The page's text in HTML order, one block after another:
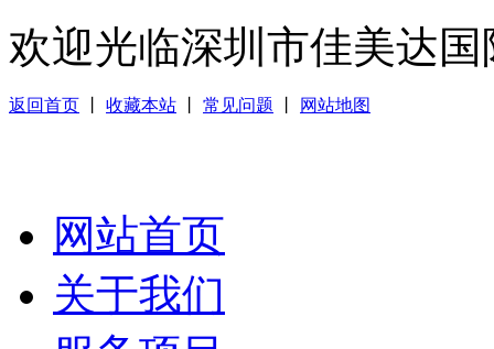
欢迎光临深圳市佳美达
返回首页 收藏本站 常见问题 网站地图
网站首页
关于我们